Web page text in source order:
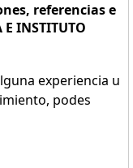
referencias e
INSTITUTO
experiencia u
podes